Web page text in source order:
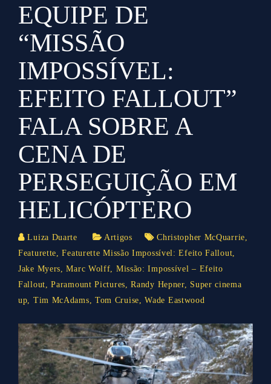
EQUIPE DE
“MISSÃO
IMPOSSÍVEL:
EFEITO FALLOUT”
FALA SOBRE A
CENA DE
PERSEGUIÇÃO EM
HELICÓPTERO
Luiza Duarte Artigos Christopher McQuarrie
Featurette ,Featurette Missão Impossível: Efeito Fallout
Jake Myers ,Marc Wolff
Missão: Impossível – Efeito
Fallout ,Paramount Pictures ,Randy Hepner, Super cinema
up
Tim McAdams Tom Cruise ,Wade Eastwood